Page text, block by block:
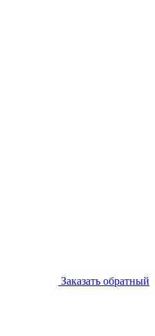
Заказать обратный